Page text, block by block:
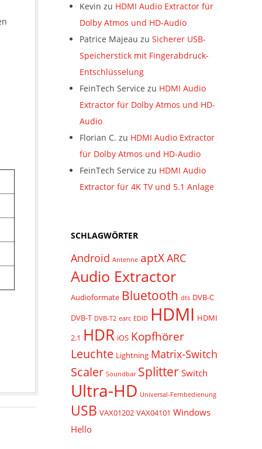
Kevin zu HDMI Audio Extractor für
Dolby Atmos und HD-Audio
Patrice Majeau zu Sicherer USB-
Speicherstick mit Fingerabdruck-
Entschlüsselung
FeinTech Service zu HDMI Audio
Extractor für Dolby Atmos und HD-
Audio
Florian C. zu HDMI Audio Extractor
für Dolby Atmos und HD-Audio
FeinTech Service zu HDMI Audio
Extractor für 4K TV und 5.1 Anlage
SCHLAGWÖRTER
Android Antenne aptXARC
Audio Extractor
Audioformate Bluetooth dts DVB-C
DVB-T DVB-T2 earc EDID HDMI HDMI
2.1 HDR iOS Kopfhörer
Leuchte Lightning Matrix-Switch
Scaler Soundbar Splitter Switch
Ultra-HD Universal-Fernbedienung
USB VAX01202 VAX04101 Windows
Hello